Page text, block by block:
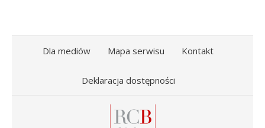
Dla mediów Mapa serwisu Kontakt
Deklaracja dostępności